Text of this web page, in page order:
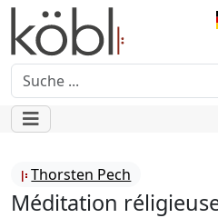
Thorsten Pech
Méditation